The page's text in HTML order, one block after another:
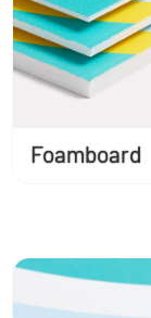
Foamboard